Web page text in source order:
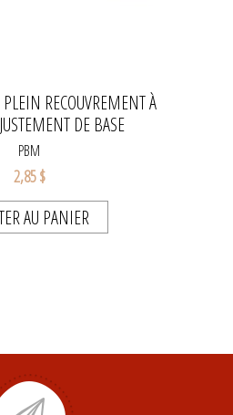
RECOUVREMENT À
DE BASE
PBM
2,85 $
AU PANIER